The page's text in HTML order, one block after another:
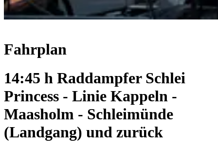
Fahrplan
14:45 h Raddampfer Schlei
Princess - Linie Kappeln -
Maasholm - Schleimünde
(Landgang) und zurück